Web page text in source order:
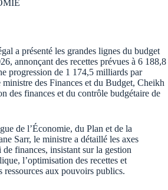
a présenté les grandes lignes du budget
annonçant des recettes prévues à 6 188,8
progression de 1 174,5 milliards par
des Finances et du Budget, Cheikh
des finances et du contrôle budgétaire de
de l’Économie, du Plan et de la
Sarr, le ministre a détaillé les axes
finances, insistant sur la gestion
l’optimisation des recettes et
ressources aux pouvoirs publics.